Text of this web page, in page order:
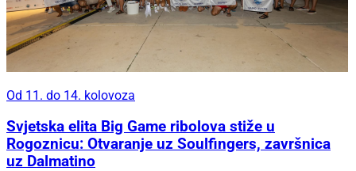
Od 11. do 14. kolovoza
Svjetska elita Big Game ribolova stiže u
Rogoznicu: Otvaranje uz Soulfingers, završnica
uz Dalmatino